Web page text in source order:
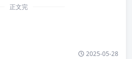
正文完
2025-05-28